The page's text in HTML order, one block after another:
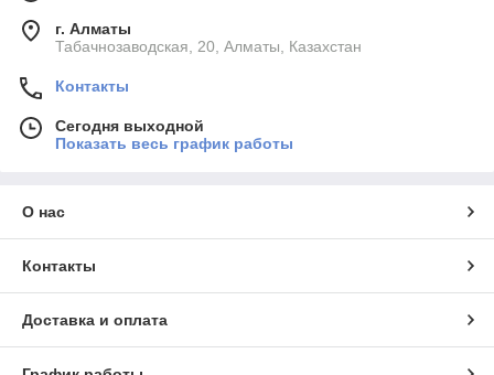
г. Алматы
Табачнозаводская, 20, Алматы, Казахстан
Контакты
Сегодня выходной
Показать весь график работы
О нас
Контакты
Доставка и оплата